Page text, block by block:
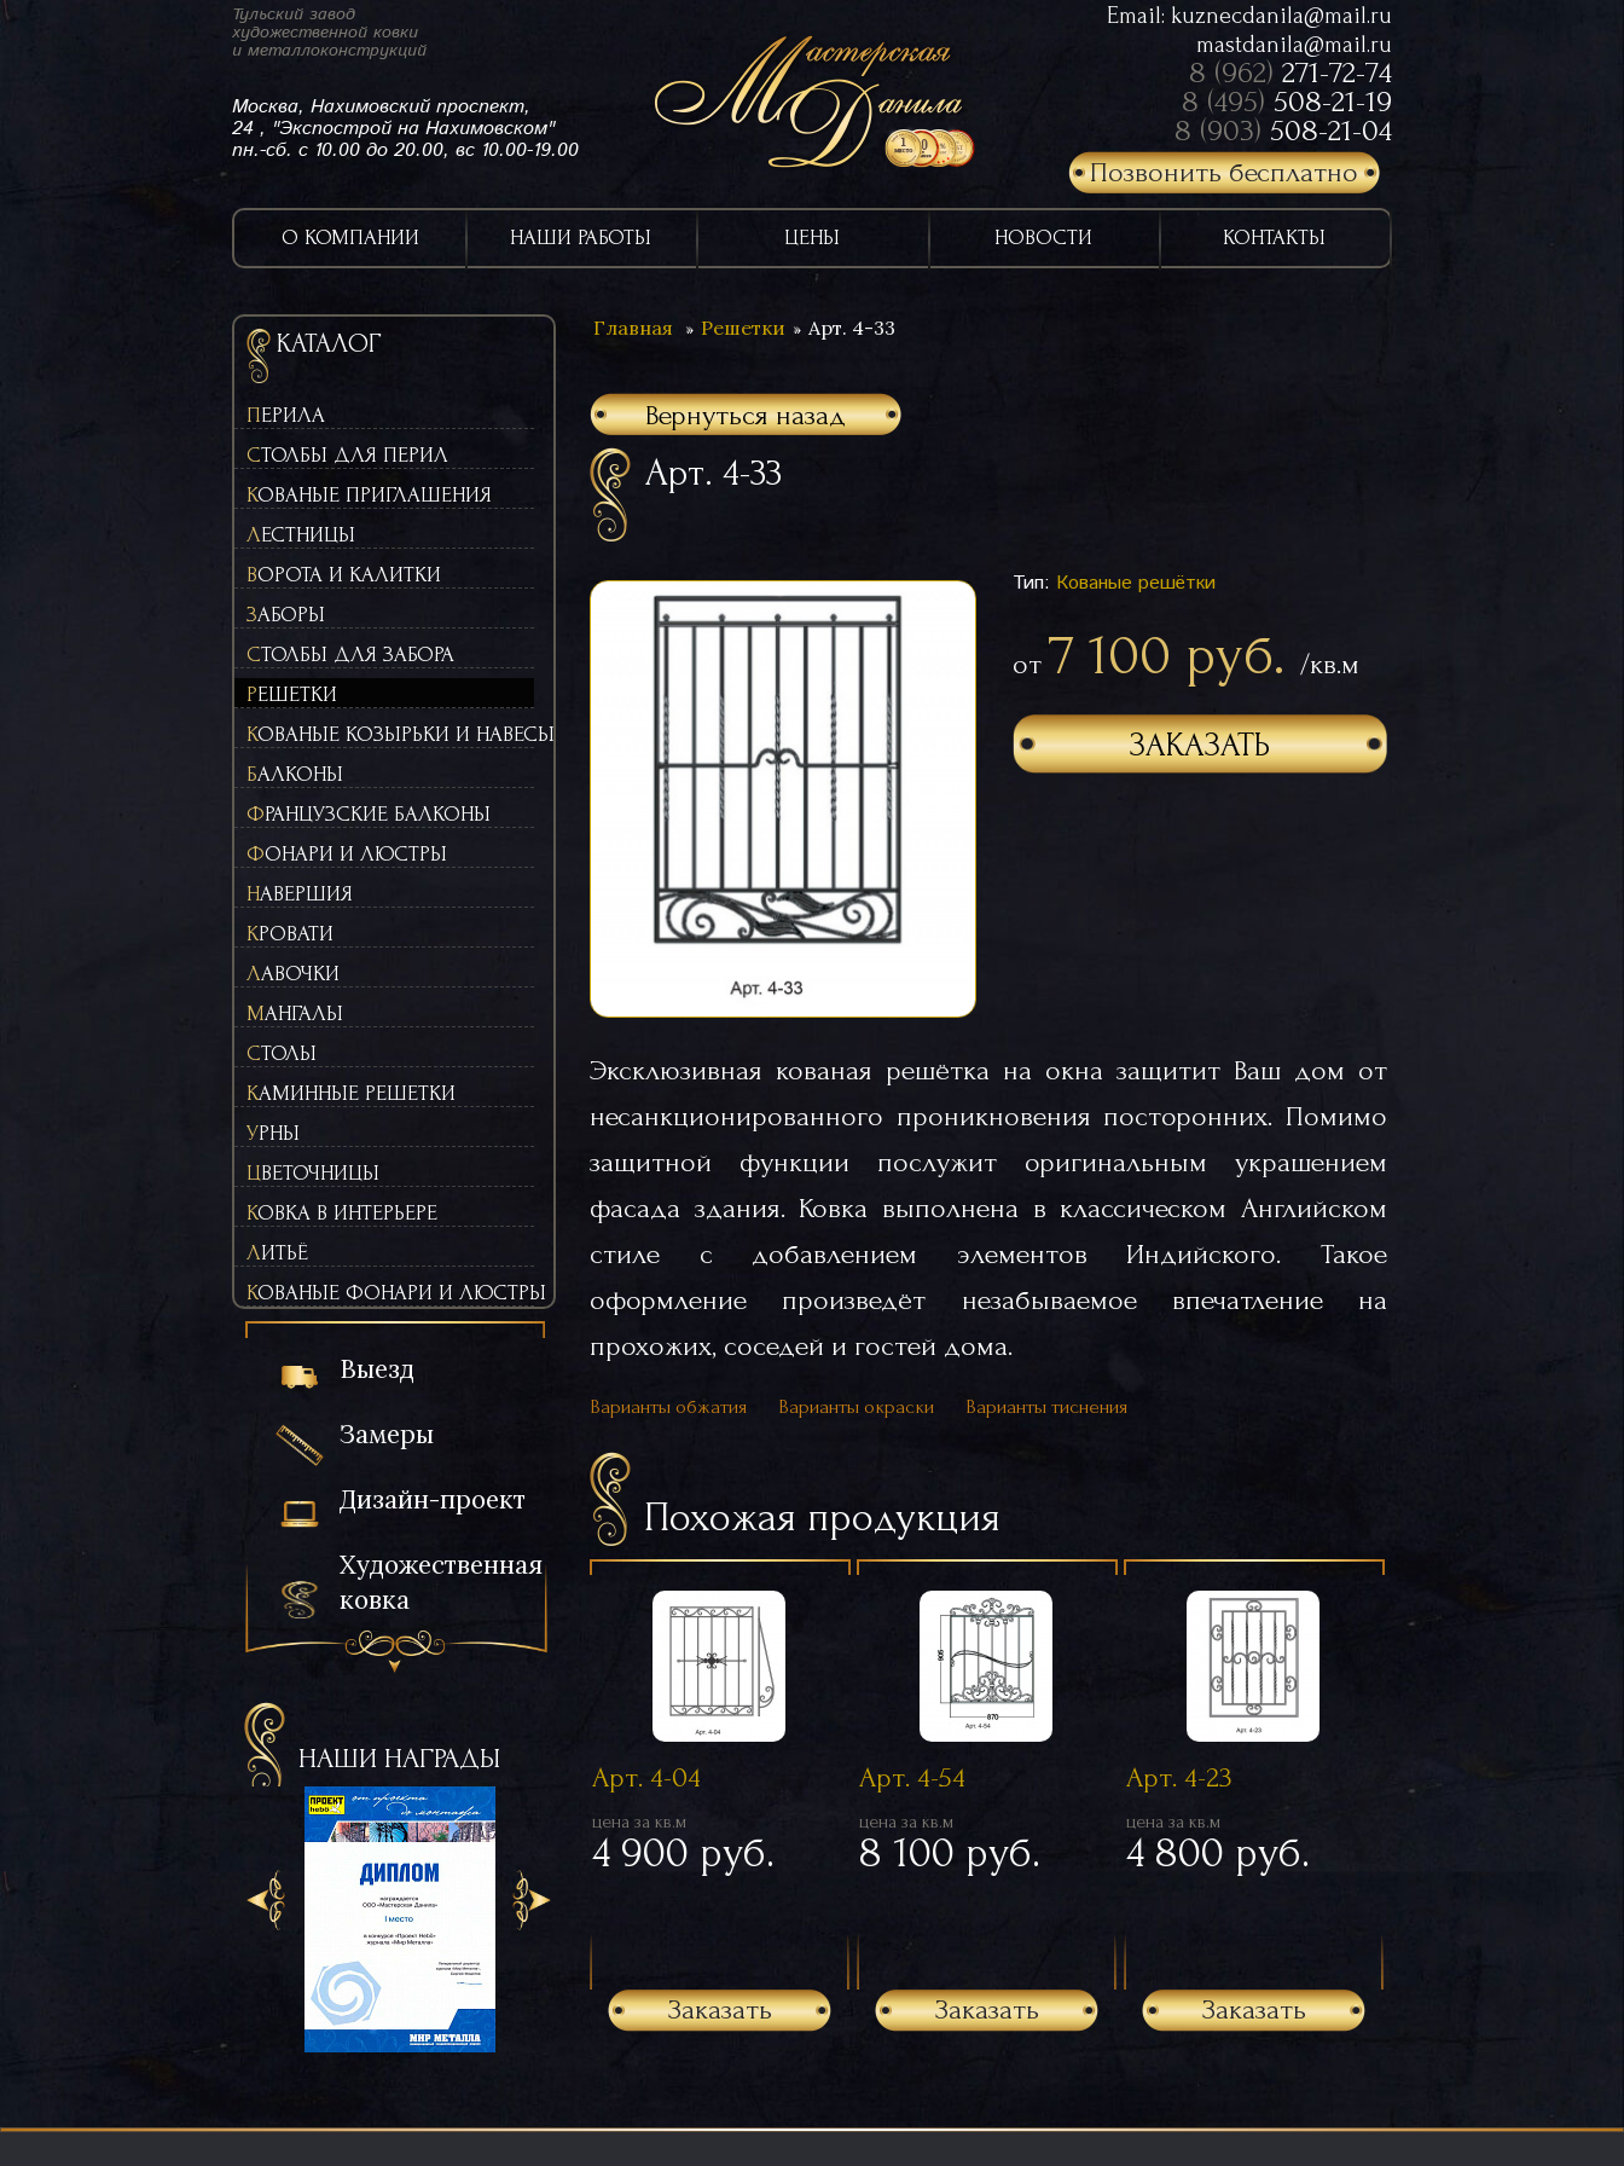
Тульский завод
художественной ковки
и металлоконструкций
Москва, Нахимовский проспект,
24 , "Экспострой на Нахимовском"
пн.-сб. с 10.00 до 20.00, вс 10.00-19.00
Email: kuznecdanila@mail.ru
mastdanila@mail.ru
8 (962) 271-72-74
8 (495) 508-21-19
8 (903) 508-21-04
Позвонить бесплатно
О КОМПАНИИ НАШИ РАБОТЫ ЦЕНЫ НОВОСТИ КОНТАКТЫ
КАТАЛОГ
ПЕРИЛА
СТОЛБЫ ДЛЯ ПЕРИЛ
КОВАНЫЕ ПРИГЛАШЕНИЯ
ЛЕСТНИЦЫ
ВОРОТА И КАЛИТКИ
ЗАБОРЫ
СТОЛБЫ ДЛЯ ЗАБОРА
РЕШЕТКИ
КОВАНЫЕ КОЗЫРЬКИ И НАВЕСЫ
БАЛКОНЫ
ФРАНЦУЗСКИЕ БАЛКОНЫ
ФОНАРИ И ЛЮСТРЫ
НАВЕРШИЯ
КРОВАТИ
ЛАВОЧКИ
МАНГАЛЫ
СТОЛЫ
КАМИННЫЕ РЕШЕТКИ
УРНЫ
ЦВЕТОЧНИЦЫ
КОВКА В ИНТЕРЬЕРЕ
ЛИТЬЁ
КОВАНЫЕ ФОНАРИ И ЛЮСТРЫ
Выезд
Замеры
Дизайн-проект
Художественная
ковка
НАШИ НАГРАДЫ
Главная Решетки Арт. 4-33
Вернуться назад
Арт. 4-33
Тип: Кованые решётки
от 7 100 руб. /кв.м
ЗАКАЗАТЬ
Эксклюзивная кованая решётка на окна защитит Ваш дом от
несанкционированного проникновения посторонних. Помимо
защитной функции послужит оригинальным украшением
фасада здания. Ковка выполнена в классическом Английском
стиле с добавлением элементов Индийского. Такое
оформление произведёт незабываемое впечатление на
прохожих, соседей и гостей дома.
Варианты обжатия Варианты окраски Варианты тиснения
Похожая продукция
Арт. 4-04
цена за кв.м
4 900 руб.
Заказать
Арт. 4-54
цена за кв.м
8 100 руб.
Заказать
Арт. 4-23
цена за кв.м
4 800 руб.
Заказать